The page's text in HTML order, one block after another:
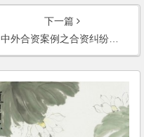
下一篇
中外合资案例之合资纠纷仲裁代理法律服务